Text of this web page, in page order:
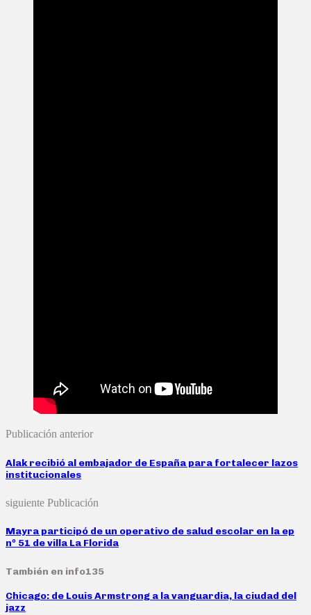
Publicación anterior
Alak recibió al embajador de España para fortalecer lazos
institucionales
siguiente Publicación
Mayra participó de un operativo de salud escolar en la ep
nº 51 de villa La Florida
También en info135
Chicago: de Louis Armstrong a la vanguardia, la ciudad del
jazz